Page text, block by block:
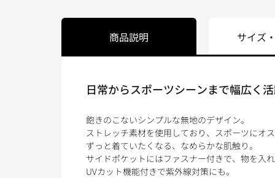
商品説明
日常からスポーツシーンまで幅広く
飽きのこないシンプルな無地のデザイン。
ストレッチ素材を使用しており、スポーツにオ
ずっと着ていたくなる、なめらかな肌触り。
サイドポケットにはファスナー付きで、物を入
UVカット機能付きで紫外線対策にも。
サイズ